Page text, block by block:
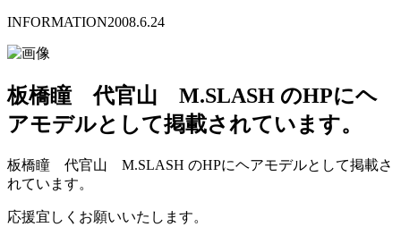
INFORMATION2008.6.24
板橋瞳 代官山 M.SLASH のHPにヘ
アモデルとして掲載されています。
板橋瞳 代官山 M.SLASH のHPにヘアモデルとして掲載さ
れています。
応援宜しくお願いいたします。